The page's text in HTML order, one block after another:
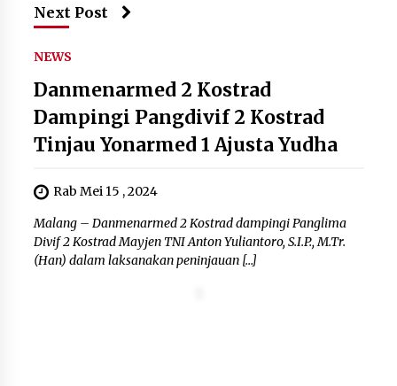
Next Post
NEWS
Danmenarmed 2 Kostrad
Dampingi Pangdivif 2 Kostrad
Tinjau Yonarmed 1 Ajusta Yudha
Rab Mei 15 , 2024
Malang – Danmenarmed 2 Kostrad dampingi Panglima
Divif 2 Kostrad Mayjen TNI Anton Yuliantoro, S.I.P., M.Tr.
(Han) dalam laksanakan peninjauan […]